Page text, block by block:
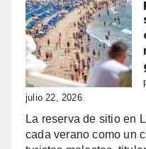
la
completa
de
Cristianos
de
julio 22, 2026
La reserva de sitio en
cada verano como un